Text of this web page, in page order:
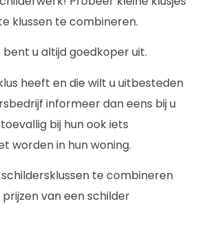
klussen te combineren.
u altijd goedkoper uit.
heeft en die wilt u uitbesteden
informeer dan eens bij u
bij hun ook iets
worden in hun woning.
te combineren
van een schilder